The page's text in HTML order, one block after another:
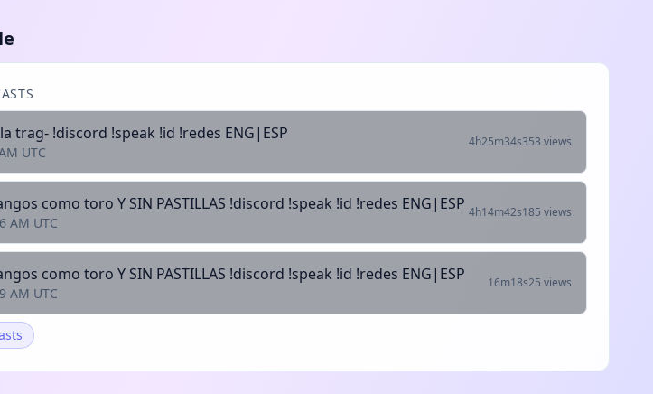
trag- !discord !speak !id !redes ENG|ESP
UTC
4h25m34s353 views
como toro Y SIN PASTILLAS !discord !speak !id !redes ENG|ESP
AM UTC
4h14m42s185 views
como toro Y SIN PASTILLAS !discord !speak !id !redes ENG|ESP
AM UTC
16m18s25 views